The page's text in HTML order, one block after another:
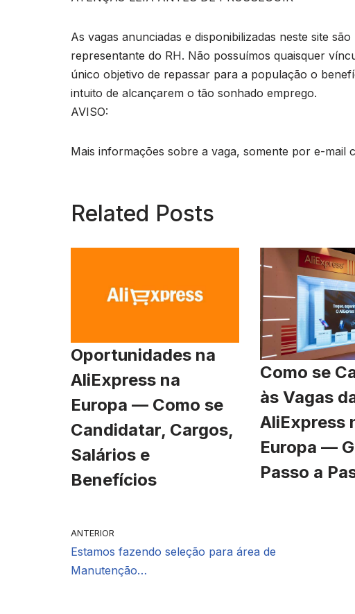
As vagas anunciadas e disponibilizadas neste site
representante do RH. Não possuímos quaisquer
único objetivo de repassar para a população o
intuito de alcançarem o tão sonhado emprego.
AVISO:
Mais informações sobre a vaga, somente por e-mail
Related Posts
Oportunidades na
AliExpress na
Europa — Como se
Candidatar, Cargos,
Salários e
Benefícios
Como se
às Vagas
AliExpress
Europa —
Passo a
ANTERIOR
Estamos fazendo seleção para área de
Manutenção…